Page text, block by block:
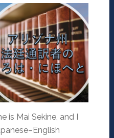
is Mai Sekine, and I